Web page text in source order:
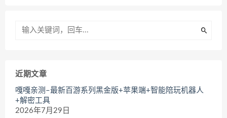
近期文章
嘎嘎亲测–最新百游系列黑金版+苹果端+智能陪玩机器人
+解密工具
2026年7月29日